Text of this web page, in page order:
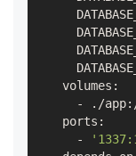
    volumes:
- ./
    ports:
      -